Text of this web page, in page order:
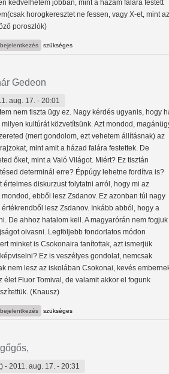
kedvelhetem jobban, mint a házam falára festett
horogkeresztet ne fessen, vagy X-et, mint az
poroszlók)
bejelentkezés szükséges
Gedeon
aug. 17. - 20:01
nem tiszta ügy ez. Nagy kérdés ugyanis, hogy
kultúrát közvetítsünk. Azt mondod,
(mert gondolom, ezt vehetem állításnak) az
mint amit a házad falára festettek. De
őket, mint a Való Világot. Miért? Ez tisztán
determinál erre? Éppúgy lehetne fordítva is?
diskurzust folytatni arról, hogy mi az
ebből lesz Zsdanov. Ez azonban túl nagy
lesz Zsdanov. Inkább abból, hogy a
De ahhoz hatalom kell. A magyarórán nem fogjuk
olvasni. Legföljebb fondorlatos módon
minket is Csokonaira tanítottak, azt ismerjük
Ez is veszélyes gondolat, nemcsak
nem lesz az iskolában Csokonai, kevés
Fluor Tomival, de valamit akkor el fogunk
(Knausz)
bejelentkezés szükséges
- 2011. aug. 17. - 20:31